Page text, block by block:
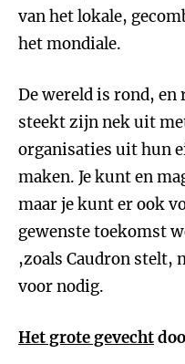
van het lokale,
het mondiale.
De wereld is rond, en
steekt zijn nek uit
organisaties uit hun
maken. Je kunt en
maar je kunt er ook
gewenste toekomst
,zoals Caudron stelt,
voor nodig.
Het grote gevecht